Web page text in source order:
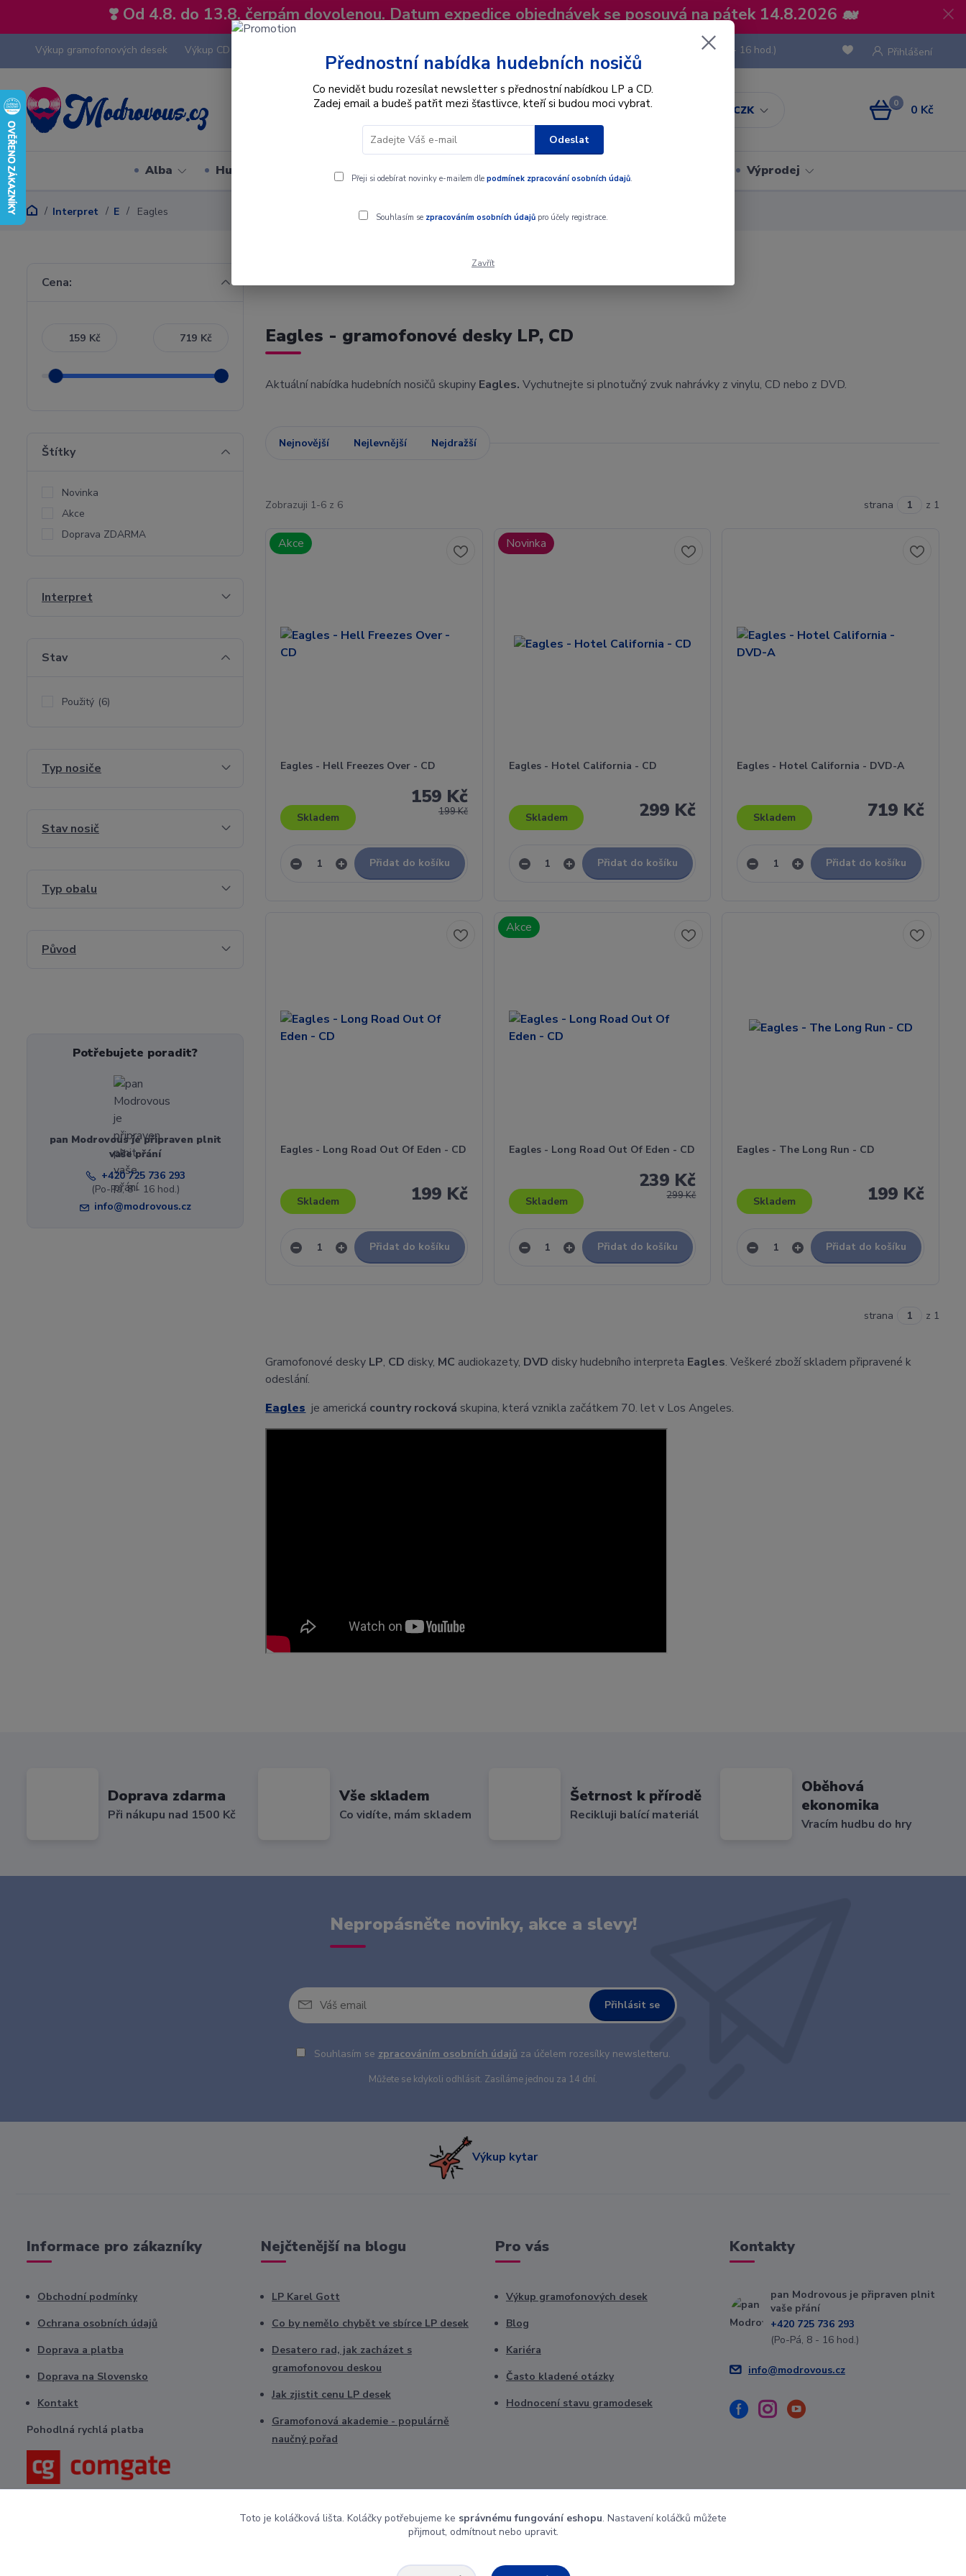
❣️ Od 4.8. do 13.8. čerpám dovolenou. Datum expedice objednávek se posouvá na pátek 14.8.2026 🐋
Výkup gramofonových desek Výkup CD
CZK
Přihlášení
Hledat
(Po-Pá, 8 - 16 hod.)
0 0 Kč
Alba Hudební styly Interpret Dárkové poukazy Výprodej
Interpret E Eagles
Eagles - gramofonové desky LP, CD
Aktuální nabídka hudebních nosičů skupiny Eagles. Vychutnejte si plnotučný zvuk nahrávky z vinylu, CD nebo z DVD.
Nejnovější Nejlevnější Nejdražší
Zobrazuji 1-6 z 6 strana z 1
Akce
Eagles - Hell Freezes Over - CD
199 Kč
159 Kč
Skladem
Přidat do košíku
Novinka
Eagles - Hotel California - CD
299 Kč
Skladem
Přidat do košíku
Eagles - Hotel California - DVD-A
719 Kč
Skladem
Přidat do košíku
Eagles - Long Road Out Of Eden - CD
199 Kč
Skladem
Přidat do košíku
Akce
Eagles - Long Road Out Of Eden - CD
299 Kč
239 Kč
Skladem
Přidat do košíku
Eagles - The Long Run - CD
199 Kč
Skladem
Přidat do košíku
strana z 1
Gramofonové desky LP, CD disky, MC audiokazety, DVD disky hudebního interpreta Eagles. Veškeré zboží skladem připravené k
odeslání.
Eagles je americká country rocková skupina, která vznikla začátkem 70. let v Los Angeles.
Cena:
Kč Kč
Štítky
Novinka
Akce
Doprava ZDARMA
Interpret
Stav
Použitý (6)
Typ nosiče
Stav nosič
Typ obalu
Původ
Potřebujete poradit?
pan Modrovous je připraven plnit
vaše přání
+420 725 736 293
(Po-Pá, 8 - 16 hod.)
info@modrovous.cz
Doprava zdarma
Při nákupu nad 1500 Kč
Vše skladem
Co vidíte, mám skladem
Šetrnost k přírodě
Recikluji balící materiál
Oběhová
ekonomika
Vracím hudbu do hry
Nepropásněte novinky, akce a slevy!
Přihlásit se
Souhlasím se zpracováním osobních údajů za účelem rozesílky newsletteru.
Můžete se kdykoli odhlásit. Zasíláme jednou za 14 dní.
Výkup kytar
Informace pro zákazníky
Obchodní podmínky
Ochrana osobních údajů
Doprava a platba
Doprava na Slovensko
Kontakt
Pohodlná rychlá platba
Nejčtenější na blogu
LP Karel Gott
Co by nemělo chybět ve sbírce LP desek
Desatero rad, jak zacházet s
gramofonovou deskou
Jak zjistit cenu LP desek
Gramofonová akademie - populárně
naučný pořad
Pro vás
Výkup gramofonových desek
Blog
Kariéra
Často kladené otázky
Hodnocení stavu gramodesek
Kontakty
pan Modrovous je připraven plnit
vaše přání
+420 725 736 293
(Po-Pá, 8 - 16 hod.)
info@modrovous.cz
Přednostní nabídka hudebních nosičů
Co nevidět budu rozesílat newsletter s přednostní nabídkou LP a CD.
Zadej email a budeš patřit mezi šťastlivce, kteří si budou moci vybrat.
Odeslat
Přeji si odebírat novinky e-mailem dle podmínek zpracování osobních údajů.
Souhlasím se zpracováním osobních údajůpro účely registrace.
Zavřít
Toto je koláčková lišta. Koláčky potřebujeme ke správnému fungování eshopu. Nastavení koláčků můžete
přijmout, odmítnout nebo upravit.